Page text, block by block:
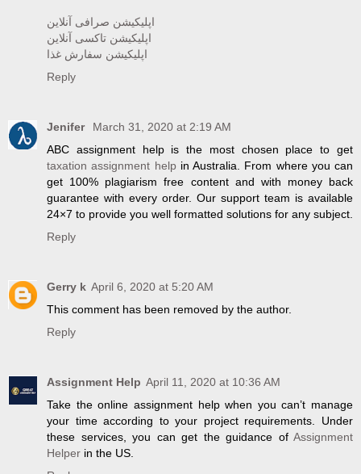
اپلیکیشن صرافی آنلاین
اپلیکیشن تاکسی آنلاین
اپلیکیشن سفارش غذا
Reply
Jenifer
March 31, 2020 at 2:19 AM
ABC assignment help is the most chosen place to get
taxation assignment helpin Australia. From where you can
get 100% plagiarism free content and with money back
guarantee with every order. Our support team is available
24×7 to provide you well formatted solutions for any subject.
Reply
Gerry k April 6, 2020 at 5:20 AM
This comment has been removed by the author.
Reply
Assignment Help April 11, 2020 at 10:36 AM
Take the online assignment help when you can’t manage
your time according to your project requirements. Under
these services, you can get the guidance of Assignment
Helper in the US.